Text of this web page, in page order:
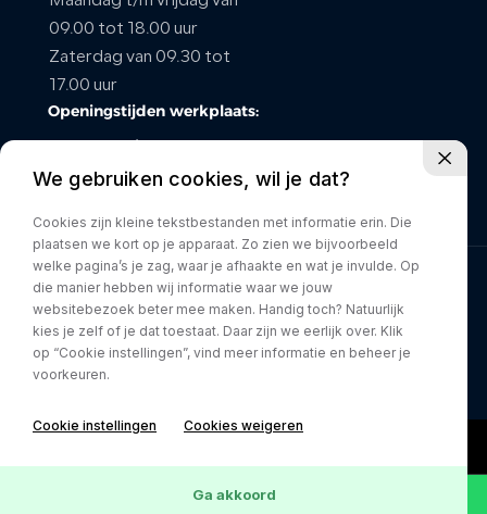
09.00 tot 18.00 uur
Zaterdag van 09.30 tot
17.00 uur
Openingstijden werkplaats:
08.00 tot 17.00 uur
Privacy policy
We gebruiken cookies, wil je dat?
Cookies zijn kleine tekstbestanden met informatie erin. Die
plaatsen we kort op je apparaat. Zo zien we bijvoorbeeld
welke pagina’s je zag, waar je afhaakte en wat je invulde. Op
die manier hebben wij informatie waar we jouw
websitebezoek beter mee maken. Handig toch? Natuurlijk
kies je zelf of je dat toestaat. Daar zijn we eerlijk over. Klik
op “Cookie instellingen”, vind meer informatie en beheer je
voorkeuren.
Cookie instellingen Cookies weigeren
Ga akkoord